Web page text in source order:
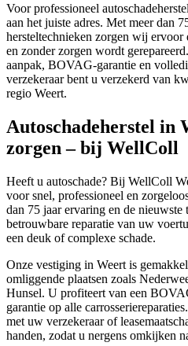
Voor professioneel
aan het juiste adres. Met meer dan
hersteltechnieken zorgen wij
en zonder zorgen wordt
aanpak, BOVAG-garantie en
verzekeraar bent u verzekerd van
regio Weert.
Autoschadeherstel in
zorgen – bij WellColl
Heeft u autoschade? Bij WellColl
voor snel, professioneel en
dan 75 jaar ervaring en de
betrouwbare reparatie van uw
een deuk of complexe schade.
Onze vestiging in Weert is
omliggende plaatsen zoals
Hunsel. U profiteert van een
garantie op alle
met uw verzekeraar of
handen, zodat u nergens omkijken